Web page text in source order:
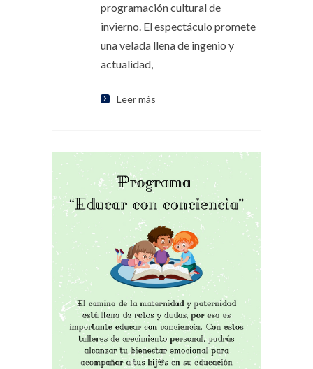
programación cultural de
invierno. El espectáculo promete
una velada llena de ingenio y
actualidad,
Leer más